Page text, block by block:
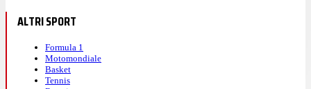
ALTRI SPORT
Formula 1
Motomondiale
Basket
Tennis